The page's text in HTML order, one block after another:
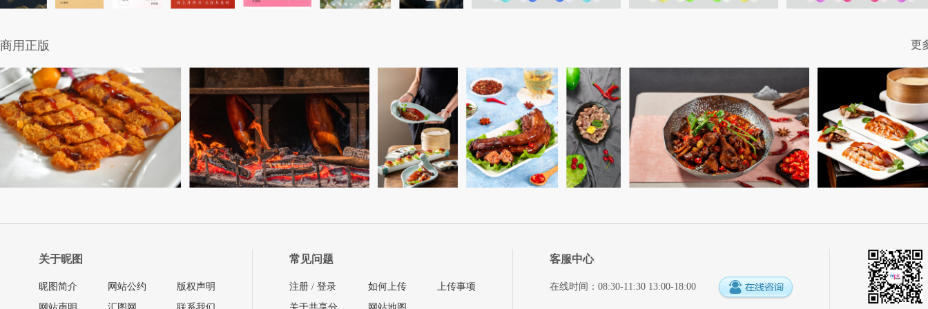
商用正版 更
关于昵图
昵图简介
网站公约
版权声明
常见问题
注册 / 登录
如何上传
上传事项
客服中心
在线时间：08:30-11:30 13:00-18:00